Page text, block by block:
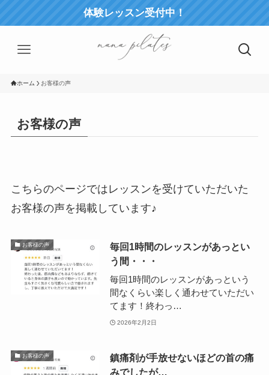
体験レッスン受付中！
ホーム お客様の声
お客様の声
こちらのページではレッスンを受けていただいた
お客様の声を掲載しています♪
お客様の声
毎回1時間のレッスンがあっとい
う間・・・
毎回1時間のレッスンがあっという
間なくらい楽しく通わせていただい
てます！終わっ…
2026年2月2日
お客様の声
鎮痛剤が手放せないほどの首の痛
みでしたが…